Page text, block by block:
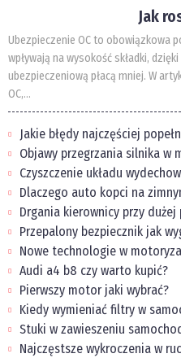
Jak
Ubezpieczenie OC to obowiązkowa
wpływają na wysokość składki,
ubezpieczeniową płacą mniej. W
OC,...
Jakie błędy najczęściej
Objawy przegrzania silnika w
Czyszczenie układu
Dlaczego auto kopci na
Drgania kierownicy przy dużej
Przepalony bezpiecznik jak
Nowe technologie w
Audi a4 b8 czy warto kupić?
Pierwszy motor jaki wybrać?
Kiedy wymieniać filtry w
Stuki w zawieszeniu
Najczęstsze wykroczenia w